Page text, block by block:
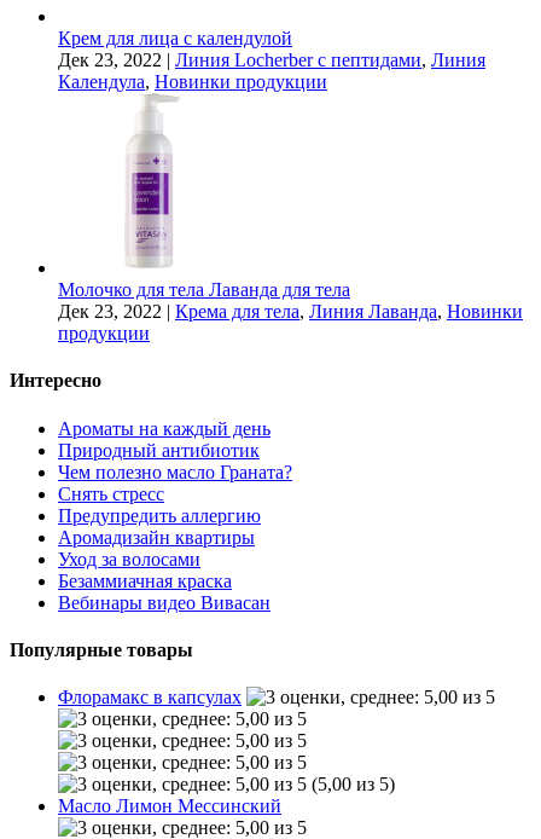
Крем для лица с календулой
Дек 23, 2022 | Линия Locherber с пептидами, Линия
Календула, Новинки продукции
Молочко для тела Лаванда для тела
Дек 23, 2022 | Крема для тела, Линия Лаванда, Новинки
продукции
Интересно
Ароматы на каждый день
Природный антибиотик
Чем полезно масло Граната?
Снять стресс
Предупредить аллергию
Аромадизайн квартиры
Уход за волосами
Безаммиачная краска
Вебинары видео Вивасан
Популярные товары
Флорамакс в капсулах
(5,00 из 5)
Масло Лимон Мессинский